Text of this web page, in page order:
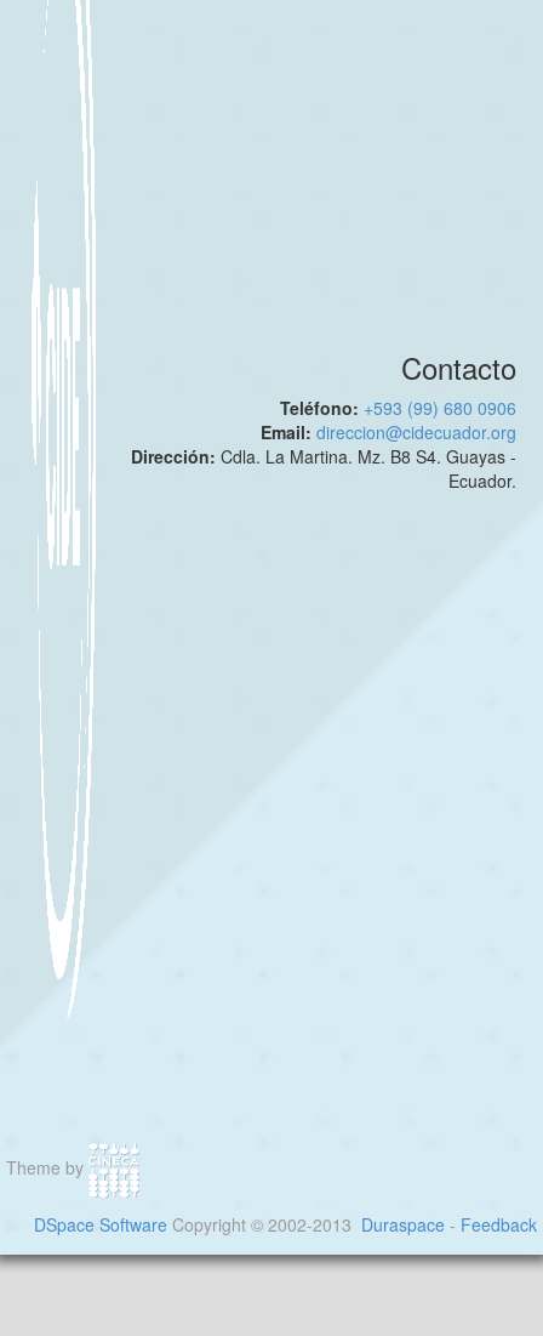
Contacto
Teléfono: +593 (99) 680 0906
Email:direccion@cidecuador.org
Dirección:Cdla. La Martina. Mz. B8 S4. Guayas -
Ecuador.
Theme by
DSpace Software Copyright © 2002-2013 Duraspace - Feedback